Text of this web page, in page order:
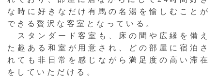
な時に好きなだけ有馬の名湯を愉しむことが
できる贅沢な客室となっている。
スタンダード客室も、床の間や広縁を備え
た趣ある和室が用意され、どの部屋に宿泊さ
れても非日常を感じながら満足度の高い滞在
をしていただける。